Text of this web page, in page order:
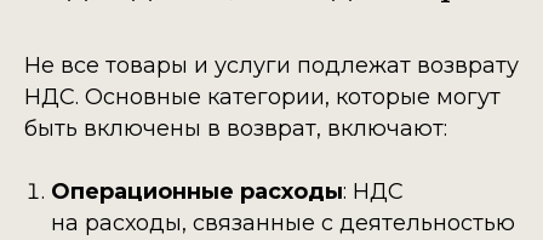
Не все товары и услуги подлежат возврату
НДС. Основные категории, которые могут
быть включены в возврат, включают:
Операционные расходы: НДС
на расходы, связанные с деятельностью